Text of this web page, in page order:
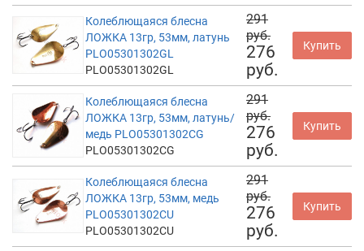
Колеблющаяся блесна
ЛОЖКА 13гр, 53мм, латунь
PLO05301302GL
PLO05301302GL
291
руб.
276
руб.
Купить
Колеблющаяся блесна
ЛОЖКА 13гр, 53мм, латунь/
медь PLO05301302CG
PLO05301302CG
291
руб.
276
руб.
Купить
Колеблющаяся блесна
ЛОЖКА 13гр, 53мм, медь
PLO05301302CU
PLO05301302CU
291
руб.
276
руб.
Купить